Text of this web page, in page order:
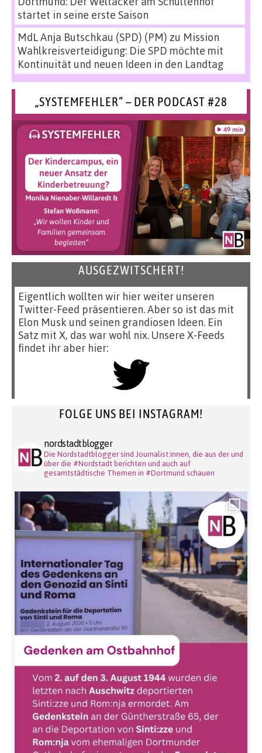
startet in seine erste Saison
MdL Anja Butschkau (SPD) (PM) zu Mission
Wahlkreisverteidigung: Die SPD möchte mit
Kontinuität und neuen Ideen in den Landtag
„SYSTEMFEHLER“ – DER PODCAST #28
AUSGEZWITSCHERT!
Eigentlich wollten wir hier weiter unseren
Twitter-Feed präsentieren. Aber so ist das mit
Elon Musk und seinen grandiosen Ideen. Ein
Satz mit X, das war wohl nix. Unsere X-Feeds
findet ihr aber hier:
FOLGE UNS BEI INSTAGRAM!
nordstadtblogger
Die Nordstadtblogger sind Journalist:innen, die aus der und
über die #Nordstadt berichten und auch auf
gesamtstädtische Themen in #Dortmund schauen